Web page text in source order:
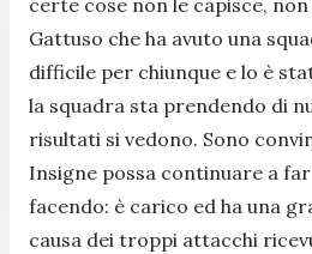
certe cose non le capisce,
Gattuso che ha avuto una
difficile per chiunque e lo è
la squadra sta prendendo di
risultati si vedono. Sono
Insigne possa continuare a
facendo: è carico ed ha una
causa dei troppi attacchi